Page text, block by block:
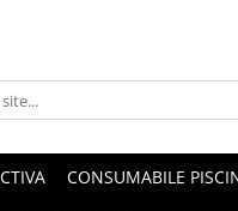
CONSUMABILE